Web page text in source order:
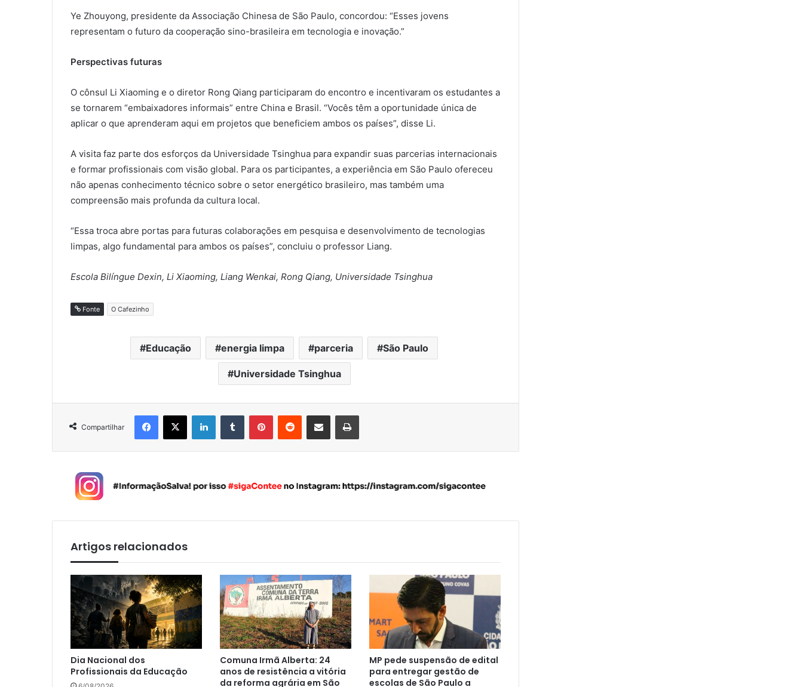
Ye Zhouyong, presidente da Associação Chinesa de São Paulo, concordou: “Esses jovens
representam o futuro da cooperação sino-brasileira em tecnologia e inovação.”
Perspectivas futuras
O cônsul Li Xiaoming e o diretor Rong Qiang participaram do encontro e incentivaram os estudantes a
se tornarem “embaixadores informais” entre China e Brasil. “Vocês têm a oportunidade única de
aplicar o que aprenderam aqui em projetos que beneficiem ambos os países”, disse Li.
A visita faz parte dos esforços da Universidade Tsinghua para expandir suas parcerias internacionais
e formar profissionais com visão global. Para os participantes, a experiência em São Paulo ofereceu
não apenas conhecimento técnico sobre o setor energético brasileiro, mas também uma
compreensão mais profunda da cultura local.
“Essa troca abre portas para futuras colaborações em pesquisa e desenvolvimento de tecnologias
limpas, algo fundamental para ambos os países”, concluiu o professor Liang.
Escola Bilíngue Dexin, Li Xiaoming, Liang Wenkai, Rong Qiang, Universidade Tsinghua
Fonte O Cafezinho
Educação energia limpa parceria São Paulo
Universidade Tsinghua
Compartilhar
Artigos relacionados
Dia Nacional dos
Profissionais da Educação
Comuna Irmã Alberta: 24
anos de resistência a vitória
da reforma agrária em São
MP pede suspensão de edital
para entregar gestão de
escolas de São Paulo a